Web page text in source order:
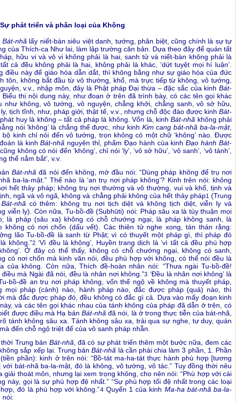
phát triển và phân loại của Không
Bát-nhãlấy niết-bàn siêu việt danh, tướng, phân biệt, cũng chính là sự tự
của Thích-ca Như lai, làm lập trường căn bản. Dựa theo đây để quán tất
hữu vi và vô vi không phải là hai, sanh tử và niết-bàn không phải là
cả đều không phải là hai, không phải là khác, ‘dứt tuyệt mọi hí luận’.
điều này để giáo hóa dẫn dắt, thì không bằng như sự giáo hóa của đức
tôn, không bắt đầu từ vô thường, khổ, mà trực tiếp từ không, vô tướng,
v.v., nhập môn, đây là Phật pháp Đại thừa – đặc sắc của kinh Bát-
. Biểu thị nội dung này, như đoạn ở trên đã trình bày, có các tên gọi khác
như không, vô tướng, vô nguyện, chẳng khởi, chẳng sanh, vô sở hữu,
tịch tĩnh, như, pháp giới, thật tế, v.v., nhưng chỗ độc đáo được kinh Bát-
phát huy là không – tất cả pháp là không. Vốn là, kinhBát-nhã không phải
nói ‘không’ là chẳng thể được, như kinh Kim cang bát-nhã ba-la-mật,
bộ kinh chỉ nói đến vô tướng, trọn không có một chữ ‘không’ nào. Được
là kinhBát-nhã nguyên thỉ, phẩm Đạo hành của kinhĐạo hành Bát-
cũng không có nói đến ‘không’, chỉ nói ‘ly’, ‘vô sở hữu’, ‘vô sanh’, ‘vô tánh’,
thể nắm bắt’, v.v.
Bát-nhã đã nói đến không, mở đầu nói: “Dùng pháp không để trụ nơi
ba-la-mật.” Thế nào là ‘an trụ nơi pháp không’? Kinh trên nói: không
hết thảy pháp; không trụ nơi thường và vô thường, vui và khổ, tịnh và
ngã và vô ngã, không và chẳng phải không của hết thảy pháp1 (Trung
Bát-nhãcó thêm: không trụ nơi tịch diệt và không tịch diệt, viễn ly và
viễn ly). Còn nữa, Tu-bồ-đề (Subhūti) nói: Pháp sâu xa là tùy thuận mọi
là pháp (sâu xa) không có chỗ chướng ngại, là pháp không sanh, là
không có nơi chốn (dấu vết). Các thiên tử nghe xong, tán thán rằng:
lão Tu-bồ-đề là sanh từ Phật; vì có thuyết một pháp gì, thì pháp đó
không.”2 ‘Vì đều là không’, Huyền trang dịch là ‘vì tất cả đều phù hợp
Ở đây có thể thấy, không có chỗ chướng ngại, không có sanh,
có nơi chốn mà kinh văn nói, đều phù hợp với không, có thể nói đều là
của không. Còn nữa, Thích đề-hoàn nhân nói: “Thưa ngài Tu-bồ-đề!
điều mà Ngài đã nói, đều là nhân nơi không.”3 ‘Đều là nhân nơi không’ là
bồ-đề an trụ nơi pháp không, vốn thể ngộ về không mà thuyết pháp,
mọi pháp (cảnh) nào, hành pháp nào, đắc được pháp (quả) nào, thì
mà đắc được pháp đó, đều không có đắc gì cả. Dựa vào mấy đoạn kinh
và các tên gọi khác nhau của tánh không của pháp đã dẫn ở trên, có
được điều mà Hạ bản Bát-nhãđã nói, là ở trong thực tiễn của bát-nhã,
tánh không sâu xa. Tánh không sâu xa, trải qua sự nghe, tư duy, quán
đến chỗ ngộ triệt để của vô sanh pháp nhẫn.
Trung bản Bát-nhã, đã có sự phát triển thêm một bước nữa, đem các
sắp xếp lại. Trung bảnBát-nhã là cần phải chia làm 3 phần, 1. Phần
phần): kinh ở trên nói: “Bồ-tát ma-ha-tát thực hành phù hợp [tương
với bát-nhã ba-la-mật, đó là không, vô tướng, vô tác.” Tuy đồng thời nêu
giải thoát môn, nhưng lại xem trọng không, cho nên nói: “Phù hợp với cái
này, gọi là sự phù hợp đệ nhất.” “Sự phù hợp tối đệ nhất trong các loại
đó là phù hợp với không.”4Quyển 1 của kinh Ma-ha bát-nhã ba-la-
nói: